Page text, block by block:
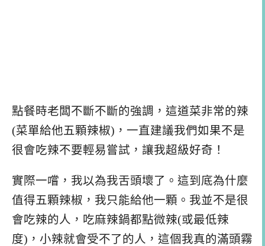
點餐時老闆不斷不斷的強調，這道菜非常的辣
(菜單給他五顆辣椒)，一直建議我們如果不是
很會吃辣不要輕易嘗試，讓我超級好奇！
實際一嚐，我以為我舌頭壞了。這到底為什麼
值得五顆辣椒，我只能給他一顆。我並不是很
會吃辣的人，吃麻辣鍋都點微辣(或最低辣
度)，小辣就會受不了的人，這個我真的滿頭霧